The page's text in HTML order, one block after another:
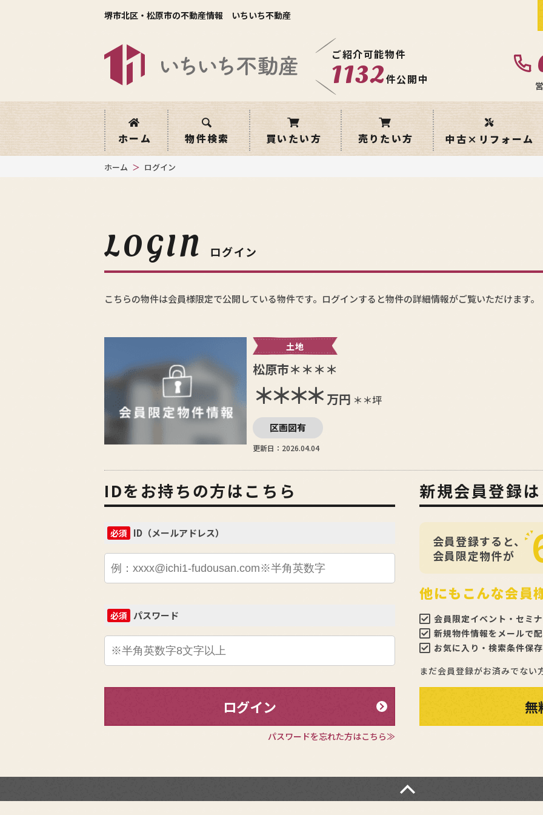
堺市北区・松原市の不動産情報 いちいち不動産
ご紹介可能物件
1132件公開中
ホーム 物件検索 買いたい方 売りたい方 中古×リフォーム
ホーム ログイン
LOGIN ログイン
こちらの物件は会員様限定で公開している物件です。ログインすると物件の詳細情報がご覧いただけます。
土地
松原市＊＊＊＊
＊＊＊＊ 万円 ＊＊坪
区画図有
更新日：2026.04.04
IDをお持ちの方はこちら
必須 ID（メールアドレス）
必須 パスワード
ログイン
パスワードを忘れた方はこちら≫
新規会員登録
会員登録すると、
会員限定物件が
他にもこんな会員
会員限定イベント・セミ
新規物件情報をメールで
お気に入り・検索条件保
まだ会員登録がお済みでない
無